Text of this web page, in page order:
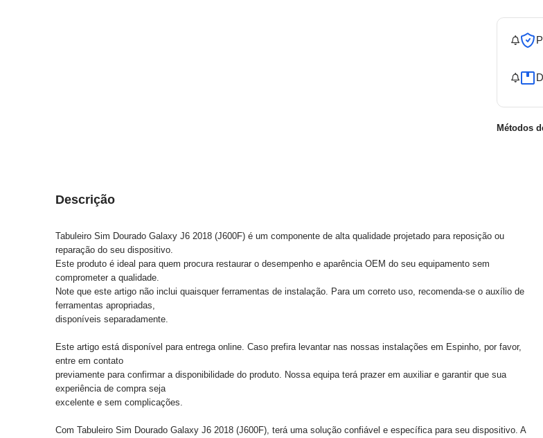
Métodos
Descrição
Tabuleiro Sim Dourado Galaxy J6 2018 (J600F) é um componente de alta qualidade projetado para reposição ou
reparação do seu dispositivo.
Este produto é ideal para quem procura restaurar o desempenho e aparência OEM do seu equipamento sem
comprometer a qualidade.
Note que este artigo não inclui quaisquer ferramentas de instalação. Para um correto uso, recomenda-se o auxílio de
ferramentas apropriadas,
disponíveis separadamente.
Este artigo está disponível para entrega online. Caso prefira levantar nas nossas instalações em Espinho, por favor,
entre em contato
previamente para confirmar a disponibilidade do produto. Nossa equipa terá prazer em auxiliar e garantir que sua
experiência de compra seja
excelente e sem complicações.
Com Tabuleiro Sim Dourado Galaxy J6 2018 (J600F), terá uma solução confiável e específica para seu dispositivo. A